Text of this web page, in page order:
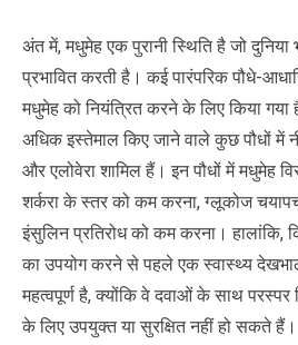
अंत में, मधुमेह एक पुरानी स्थिति है जो दुनिया
प्रभावित करती है। कई पारंपरिक पौधे-
मधुमेह को नियंत्रित करने के लिए किया
अधिक इस्तेमाल किए जाने वाले कुछ पौधों में
और एलोवेरा शामिल हैं। इन पौधों में मधुमेह
शर्करा के स्तर को कम करना, ग्लूकोज
इंसुलिन प्रतिरोध को कम करना। हालांकि,
का उपयोग करने से पहले एक स्वास्थ्य
महत्वपूर्ण है, क्योंकि वे दवाओं के साथ
के लिए उपयुक्त या सुरक्षित नहीं हो सकते हैं।